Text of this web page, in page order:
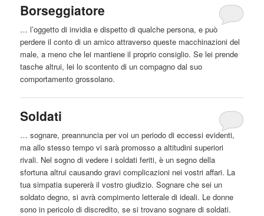
Borseggiatore
… l’oggetto di invidia e dispetto di qualche persona, e può
perdere il conto di un amico attraverso queste macchinazioni del
male, a meno che lei mantiene il proprio consiglio. Se lei prende
taschealtrui, lei lo scontento di un compagno dal suo
comportamento grossolano.
Soldati
… sognare, preannuncia per voi un periodo di eccessi evidenti,
ma allo stesso tempo vi sarà promosso a altitudini superiori
rivali. Nel sogno di vedere i soldati feriti, è un segno della
sfortunaaltrui causando gravi complicazioni nei vostri affari. La
tua simpatia supererà il vostro giudizio. Sognare che sei un
soldato degno, si avrà compimento letterale di ideali. Le donne
sono in pericolo di discredito, se si trovano sognare di soldati.